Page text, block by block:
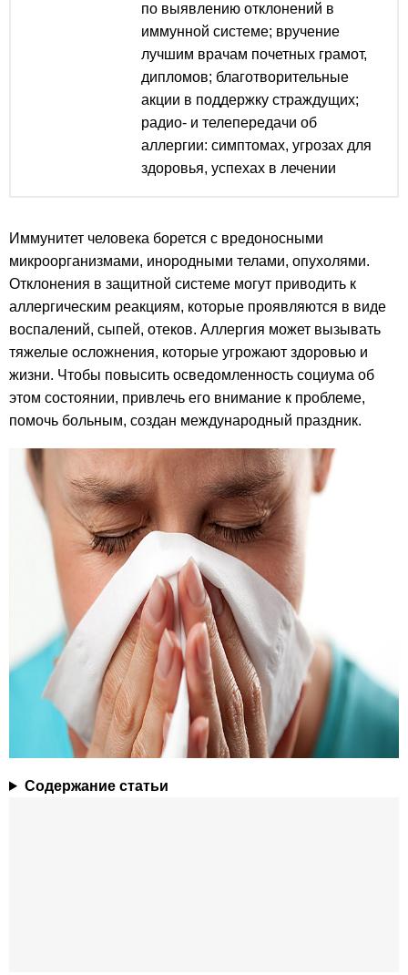
по выявлению отклонений в
иммунной системе; вручение
лучшим врачам почетных грамот,
дипломов; благотворительные
акции в поддержку страждущих;
радио- и телепередачи об
аллергии: симптомах, угрозах для
здоровья, успехах в лечении
Иммунитет человека борется с вредоносными
микроорганизмами, инородными телами, опухолями.
Отклонения в защитной системе могут приводить к
аллергическим реакциям, которые проявляются в виде
воспалений, сыпей, отеков. Аллергия может вызывать
тяжелые осложнения, которые угрожают здоровью и
жизни. Чтобы повысить осведомленность социума об
этом состоянии, привлечь его внимание к проблеме,
помочь больным, создан международный праздник.
Содержание статьи